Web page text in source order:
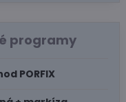
programy
PORFIX